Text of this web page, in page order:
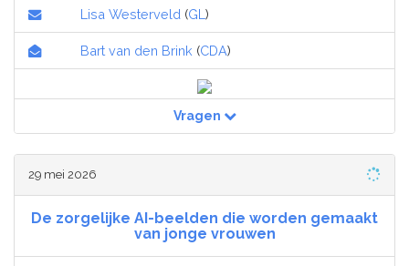
Lisa Westerveld (GL )
Bart van den Brink (CDA)
Vragen
29 mei 2026
De zorgelijke AI-beelden die worden gemaakt
van jonge vrouwen